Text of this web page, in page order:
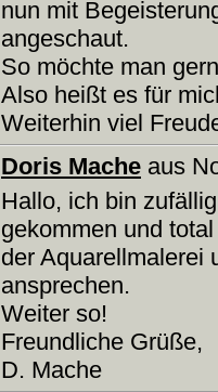
nun mit
angeschaut.
So möchte man
Also heißt es für
Weiterhin viel
Doris Mache aus
Hallo, ich bin
gekommen und
der Aquarellmalerei
ansprechen.
Weiter so!
Freundliche Grüße,
D. Mache